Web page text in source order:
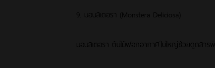
9. มอนสเตอรา (Monstera Deliciosa)
มอนสเตอรา ต้นไม้ฟอกอากาศใบใหญ่ช่วยดูดสารพิ